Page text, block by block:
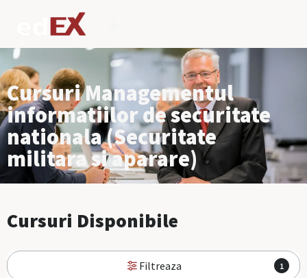
Cursuri Managementul
informatiilor de securitate
nationala (Securitate
militara si aparare)
Cursuri Disponibile
Filtreaza 1